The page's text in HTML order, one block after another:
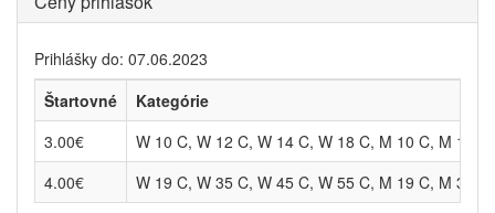
Prihlášky do: 07.06.2023
Štartovné
Kategórie
3.00€
W 10 C, W 12 C, W 14 C, W 18 C, M 10 C, M 12
4.00€
W 19 C, W 35 C, W 45 C, W 55 C, M 19 C, M 35